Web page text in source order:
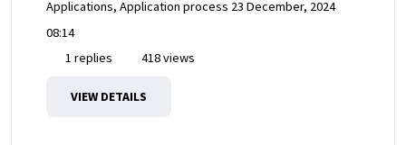
Applications, Application process 23 December, 2024
08:14
1 replies
418 views
VIEW DETAILS